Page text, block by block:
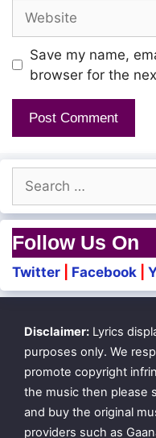
Mei Vizhungum Poigale
Vizhi Neer Thelithaal
Anal-Dhaan Kedumo
Nee Pogum Veedhiyil
Pala Kaalam
Neelum Paava
Vann Mugilaal
Nillai Maaridumo
Kaattralaiyaal
Seng-Ganalin Sinam
Theern-Dhidumo
Ooindhidumo Un
Save my name,
browser for the
for:
Follow Us On
Twitter Facebook
Disclaimer: Lyrics
purposes only. We
promote copyright
the music then please
and buy the original
providers such as